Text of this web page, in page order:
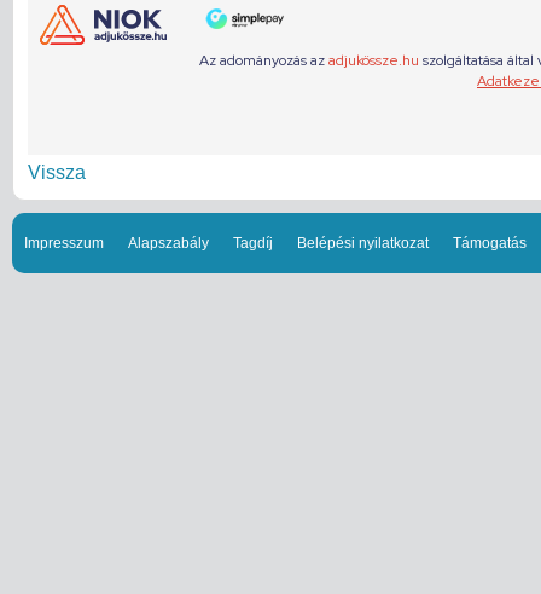
Vissza
Impresszum Alapszabály Tagdíj Belépési nyilatkozat Támogatás